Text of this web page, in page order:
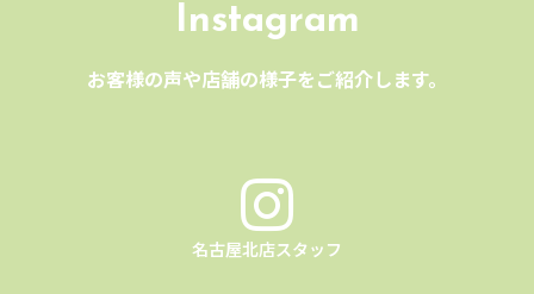
Instagram
お客様の声や店舗の様子をご紹介します。
名古屋北店スタッフ